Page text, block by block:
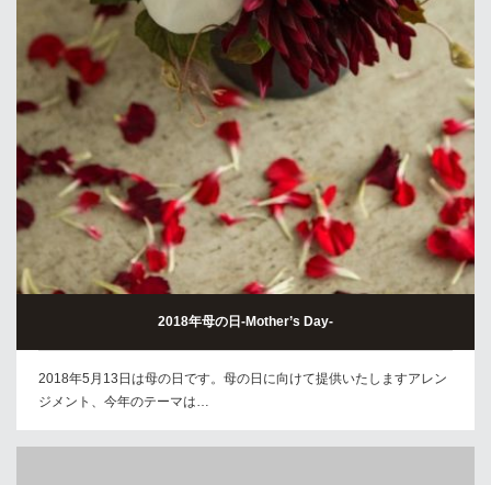
2018年母の日-Mother’s Day-
2018年5月13日は母の日です。母の日に向けて提供いたしますアレン
ジメント、今年のテーマは…